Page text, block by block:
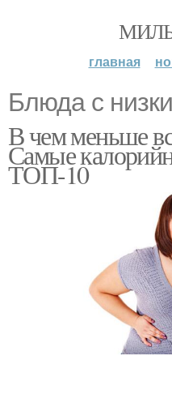
главная
Блюда с
В чем меньше
Самые
ТОП-10